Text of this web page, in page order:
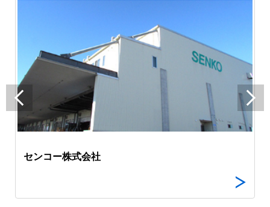
センコー株式会社